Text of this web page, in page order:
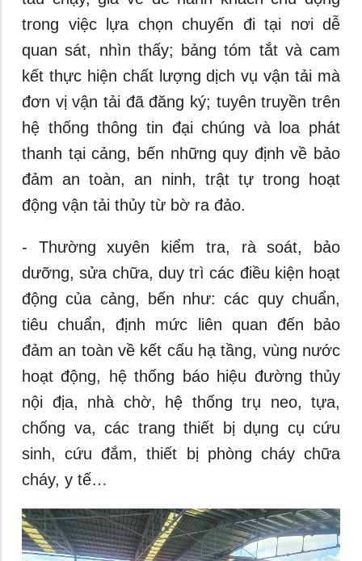
trong việc lựa chọn chuyến đi tại nơi dễ
quan sát, nhìn thấy; bảng tóm tắt và cam
kết thực hiện chất lượng dịch vụ vận tải mà
đơn vị vận tải đã đăng ký; tuyên truyền trên
hệ thống thông tin đại chúng và loa phát
thanh tại cảng, bến những quy định về bảo
đảm an toàn, an ninh, trật tự trong hoạt
động vận tải thủy từ bờ ra đảo.
- Thường xuyên kiểm tra, rà soát, bảo
dưỡng, sửa chữa, duy trì các điều kiện hoạt
động của cảng, bến như: các quy chuẩn,
tiêu chuẩn, định mức liên quan đến bảo
đảm an toàn về kết cấu hạ tầng, vùng nước
hoạt động, hệ thống báo hiệu đường thủy
nội địa, nhà chờ, hệ thống trụ neo, tựa,
chống va, các trang thiết bị dụng cụ cứu
sinh, cứu đắm, thiết bị phòng cháy chữa
cháy, y tế…